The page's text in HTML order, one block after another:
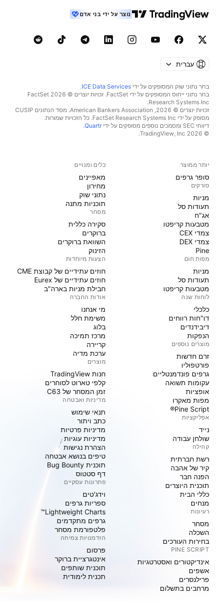
נוצר על ידי בני אדם
עברית
בחר נתוני שוק המסופקים על ידי ICE Data Services
.
בחר נתוני ייחוס המסופקים על ידי FactSet. זכויות יוצרים © 2026 ‏FactSet
Research Systems Inc.‏
זכויות יוצרים © 2026, ‏American Bankers Association. מסד הנתונים CUSIP
מסופק על ידי FactSet Research Systems Inc. כל הזכויות שמורות.
דיווחי SEC ומסמכים נוספים מסופקים על ידי
Quartr
.
© 2026 ‏TradingView, Inc.‏
יותר ממוצר
סופר גרפים
סורקים
מניות‏
תעודות סל
אג"ח
מטבעות קריפטו
צמדי CEX
צמדי DEX
Pine
מפות חום
מניות‏
תעודות סל
מטבעות קריפטו
לוחות שנה
כלכלי
דו"חות רווחים
דיבידנדים
הנפקות
מוצרים נוספים
זרם חדשות
פורטפוליו
גרפים פונדמנטליים
עקומות תשואה
אופציות
מפות מאקרו
Pine Script®
אפליקציות
נייד
שולחן עבודה
קהילה
רשת חברתית
קיר של אהבה
הפנה חבר
תוכנית היוצרים
כללי הבית
מנחים
רעיונות
מסחר
השכלה
בחירות העורכים
PINE SCRIPT
אינדיקטורים ואסטרטגיות
אשפים
פרילנסרים
מרחבים בתשלום
כלים ומנויים
מאפיינים
מחירון
נתוני שוק
תוכניות מתנה
מסחר
סקירה כללית
ברוקרים
השוואת ברוקרים
הזינוק
הצעות מיוחדות
חוזים עתידיים של קבוצת CME
חוזים עתידיים של Eurex
חבילת מניות בארה"ב
אודות החברה
מי אנחנו
משימת חלל
בלוג
מרכז תמיכה
קריירה
ערכת מדיה
מוצרים
חנות TradingView
קלפי טארוט לסוחרים
זמן המסחר של C63
מדיניות ואבטחה
תנאי שימוש
כתב ויתור
מדיניות פרטיות
מדיניות עוגיות
הצהרת נגישות
טיפים בנושא אבטחה
תוכנית Bug Bounty
דף סטטוס
פתרונות עסקיים
וידג'טים
ספריות גרפים
Lightweight Charts™
גרפים מתקדמים
פלטפורמת מסחר
הזדמנויות צמיחה
פּרסום
אינטגרציית ברוקר
תוכנית שותפים
תכנית לימודית